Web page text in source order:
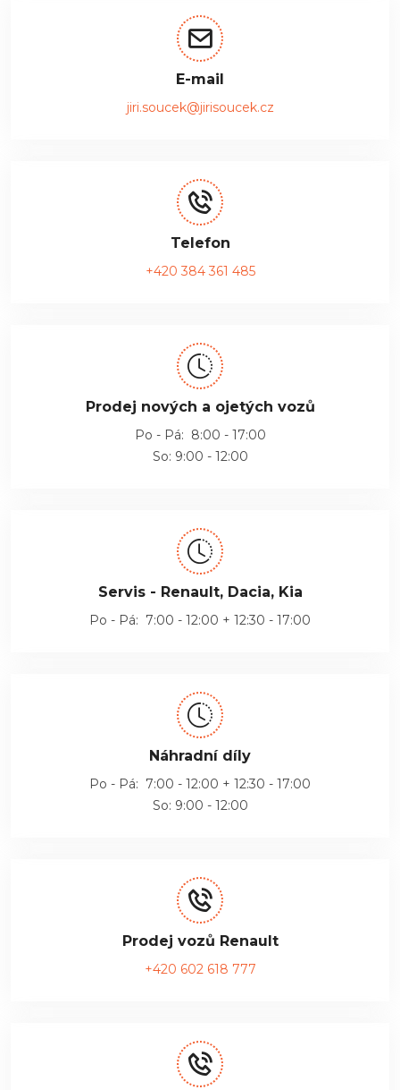
E-mail
jiri.soucek@jirisoucek.cz
Telefon
+420 384 361 485
Prodej nových a ojetých vozů
Po - Pá: 8:00 - 17:00
So: 9:00 - 12:00
Servis - Renault, Dacia, Kia
Po - Pá: 7:00 - 12:00 + 12:30 - 17:00
Náhradní díly
Po - Pá: 7:00 - 12:00 + 12:30 - 17:00
So: 9:00 - 12:00
Prodej vozů Renault
+420 602 618 777